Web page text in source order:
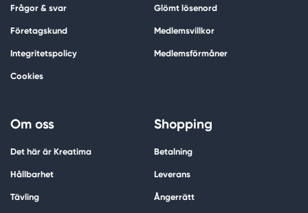
Frågor & svar
Företagskund
Integritetspolicy
Cookies
Glömt lösenord
Medlemsvillkor
Medlemsförmåner
Om oss
Det här är Kreatima
Hållbarhet
Tävling
Shopping
Betalning
Leverans
Ångerrätt